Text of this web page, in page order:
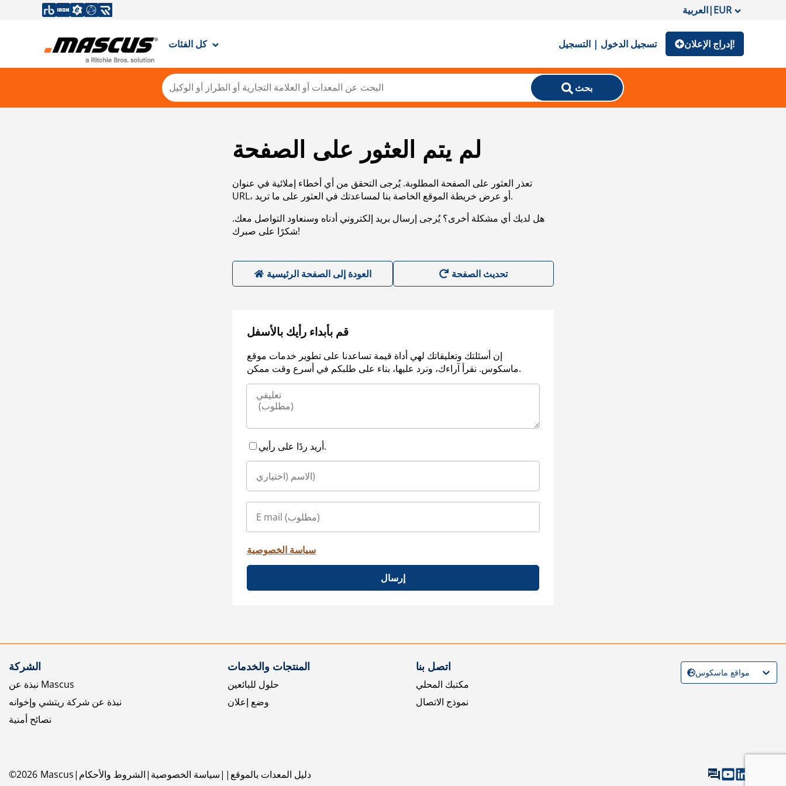
العربية|EUR
كل الفئات تسجيل الدخول | التسجيل إدراج الإعلان!
بحث
لم يتم العثور على الصفحة
تعذر العثور على الصفحة المطلوبة. يُرجى التحقق من أي أخطاء إملائية في عنوان
URL، أو عرض خريطة الموقع الخاصة بنا لمساعدتك في العثور على ما تريد.
هل لديك أي مشكلة أخرى؟ يُرجى إرسال بريد إلكتروني أدناه وسنعاود التواصل معك.
شكرًا على صبرك!
العودة إلى الصفحة الرئيسية
قم بأبداء رأيك بالأسفل
إن أسئلتك وتعليقاتك لهي أداة قيمة تساعدنا على تطوير خدمات موقع
ماسكوس. نقرأ آراءك، ونرد عليها، بناء على طلبكم في أسرع وقت ممكن.
أريد ردًا على رأيي.
سياسة الخصوصية
إرسال
الشركة
نبذة عن Mascus
نبذة عن شركة ريتشي وإخوانه
نصائح أمنية
المنتجات والخدمات
حلول للبائعين
وضع إعلان
اتصل بنا
مكتبك المحلي
نموذج الاتصال
©2026 Mascus الشروط والأحكام سياسة الخصوصية دليل المعدات بالموقع
مواقع ماسكوس